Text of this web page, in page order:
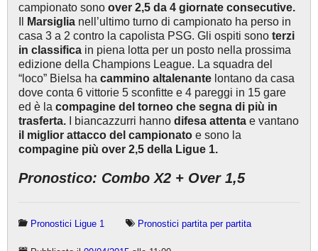
campionato sono over 2,5 da 4 giornate consecutive.
Marsiglia nell’ultimo turno di campionato ha perso in
casa 3 a 2 contro la capolista PSG. Gli ospiti sono terzi
in classifica in piena lotta per un posto nella prossima
edizione della Champions League. La squadra del
“loco” Bielsa ha cammino altalenante lontano da casa
dove conta 6 vittorie 5 sconfitte e 4 pareggi in 15 gare
ed è la compagine del torneo che segna di più in
trasferta.
I biancazzurri hanno difesa attenta e vantano
il miglior attacco del campionato e sono la
compagine più over 2,5 della Ligue 1.
Pronostico: Combo X2 + Over 1,5
Pronostici Ligue 1 Pronostici partita per partita